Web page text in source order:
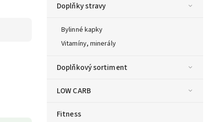
Doplňky stravy
Bylinné kapky
Vitamíny, minerály
Doplňkový sortiment
LOW CARB
Fitness